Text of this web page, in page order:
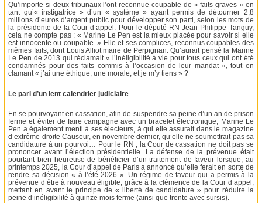
Qu’importe si deux tribunaux l’ont reconnue coupable de « faits graves » en
tant qu’« instigatrice » d’un « système » ayant permis de détourner 2,8
millions d’euros d’argent public pour développer son parti, selon les mots de
la présidente de la Cour d’appel. Pour le député RN Jean-Philippe Tanguy,
cela ne compte pas : « Marine Le Pen est la mieux placée pour savoir si elle
est innocente ou coupable. » Elle et ses complices, reconnus coupables des
mêmes faits, dont Louis Alliot maire de Perpignan. Qu’aurait pensé la Marine
Le Pen de 2013 qui réclamait « l’inéligibilité à vie pour tous ceux qui ont été
condamnés pour des faits commis à l’occasion de leur mandat », tout en
clamant « j’ai une éthique, une morale, et je m’y tiens » ?
Le pari d’un lent calendrier judiciaire
En se pourvoyant en cassation, afin de suspendre sa peine d’un an de prison
ferme et éviter de faire campagne avec un bracelet électronique, Marine Le
Pen a également menti à ses électeurs, à qui elle assurait dans le magazine
d’extrême droite Causeur, en novembre dernier, qu’elle ne soumettrait pas sa
candidature à un pourvoi… Pour le RN , la Cour de cassation ne doit pas se
prononcer avant l’élection présidentielle. La défense de la prévenue était
pourtant bien heureuse de bénéficier d’un traitement de faveur lorsque, au
printemps 2025, la Cour d’appel de Paris a annoncé qu’elle ferait en sorte de
rendre sa décision « à l’été 2026 ». Un régime de faveur qui a permis à la
prévenue d’être à nouveau éligible, grâce à la clémence de la Cour d’appel,
mettant en avant le principe de « liberté de candidature » pour réduire la
peine d’inéligibilité à quinze mois ferme (ainsi que trente avec sursis).